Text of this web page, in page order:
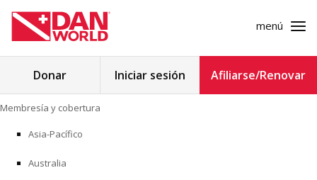
al
contenido
menú
MEMBRESÍA Y COBERTURA
Donar Iniciar sesión Afiliarse/Renovar
Membresía y cobertura
Asia-Pacífico
Australia